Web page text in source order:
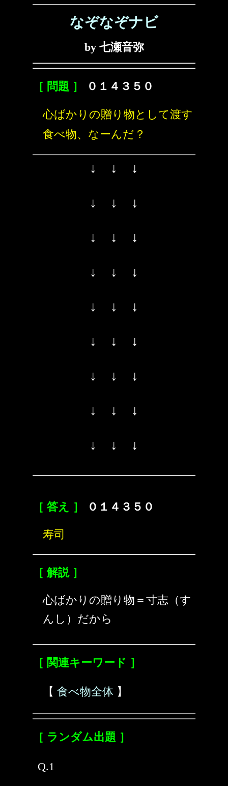
なぞなぞナビ
by 七瀬音弥
［ 問題 ］ ０１４３５０
心ばかりの贈り物として渡す
食べ物、なーんだ？
↓ ↓ ↓
↓ ↓ ↓
↓ ↓ ↓
↓ ↓ ↓
↓ ↓ ↓
↓ ↓ ↓
↓ ↓ ↓
↓ ↓ ↓
↓ ↓ ↓
［ 答え ］ ０１４３５０
寿司
［ 解説 ］
心ばかりの贈り物＝寸志（す
んし）だから
［ 関連キーワード ］
【 食べ物全体 】
［ ランダム出題 ］
Q.1